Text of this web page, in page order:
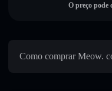
O preço pode
Como comprar Meow.